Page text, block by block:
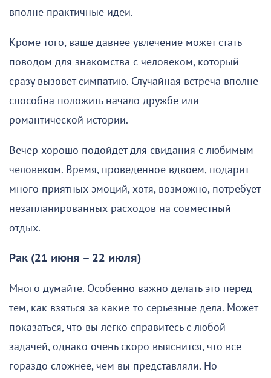
вполне практичные идеи.
Кроме того, ваше давнее увлечение может стать
поводом для знакомства с человеком, который
сразу вызовет симпатию. Случайная встреча вполне
способна положить начало дружбе или
романтической истории.
Вечер хорошо подойдет для свидания с любимым
человеком. Время, проведенное вдвоем, подарит
много приятных эмоций, хотя, возможно, потребует
незапланированных расходов на совместный
отдых.
Рак (21 июня – 22 июля)
Много думайте. Особенно важно делать это перед
тем, как взяться за какие-то серьезные дела. Может
показаться, что вы легко справитесь с любой
задачей, однако очень скоро выяснится, что все
гораздо сложнее, чем вы представляли. Но